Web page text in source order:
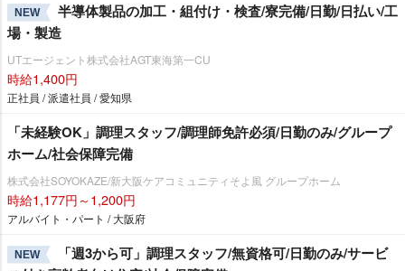
NEW
半導体製品の加工・組付け・検査/寮完備/日勤/日払い/工
場・製造
UTエージェント株式会社AGT東海第一CU
時給1,400円
正社員 / 派遣社員 / 愛知県
「未経験OK」調理スタッフ/調理師免許必須/日勤のみ/グループ
ホーム/社会保障完備
株式会社SOYOKAZE/新大阪ケアコミュニティそよ風 グループホーム
時給1,177円～1,200円
アルバイト・パート / 大阪府
NEW
「週3から可」調理スタッフ/無資格可/日勤のみ/サービ